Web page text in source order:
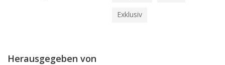
Exklusiv
Herausgegeben von